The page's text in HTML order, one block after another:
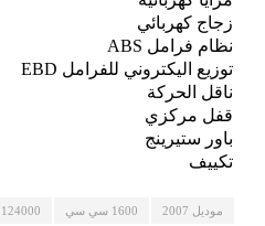
زجاج كهربائي
نظام فرامل ABS
توزيع اليكتروني للفرامل EBD
ناقل الحركة
قفل مركزي
باور ستيرينج
تكييف
موديل 2007 1600 سي سي 124000 كم